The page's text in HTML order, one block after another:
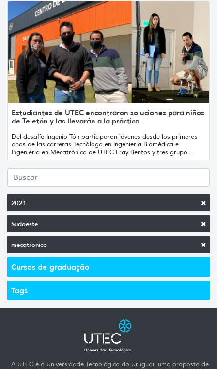
2021
Sudoeste
mecatrônico
Cursos de graduação
Tags
Estudiantes de UTEC encontraron soluciones para niños
de Teletón y las llevarán a la práctica
Del desafío Ingenio-Tón participaron jóvenes desde los primeros
años de las carreras Tecnólogo en Ingeniería Biomédica e
Ingeniería en Mecatrónica de UTEC Fray Bentos y tres grupo...
A UTEC é a Universidade Tecnológica do Uruguai, uma proposta de